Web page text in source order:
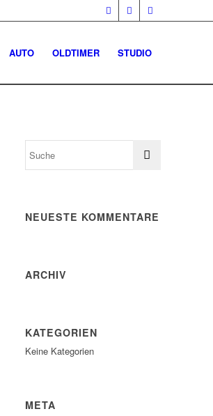
AUTO OLDTIMER STUDIO
NEUESTE KOMMENTARE
ARCHIV
KATEGORIEN
Keine Kategorien
META